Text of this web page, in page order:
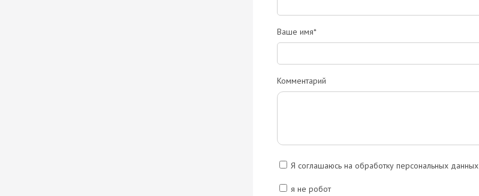
Ваше имя*
Комментарий
Я соглашаюсь на обработку персональных данных
я не робот